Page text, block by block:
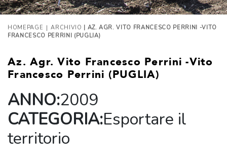
HOMEPAGE |ARCHIVIO
| AZ. AGR. VITO FRANCESCO PERRINI -VITO
FRANCESCO PERRINI (PUGLIA)
Az. Agr. Vito Francesco Perrini -Vito
Francesco Perrini (PUGLIA)
ANNO:2009
CATEGORIA:Esportare il
territorio